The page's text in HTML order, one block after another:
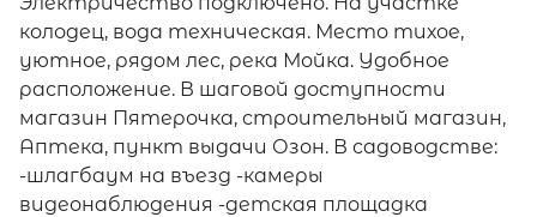
колодец, вода техническая. Место тихое,
уютное, рядом лес, река Мойка. Удобное
расположение. В шаговой доступности
магазин Пятерочка, строительный магазин,
Аптека, пункт выдачи Озон. В садоводстве:
-шлагбаум на въезд -камеры
видеонаблюдения -детская площадка